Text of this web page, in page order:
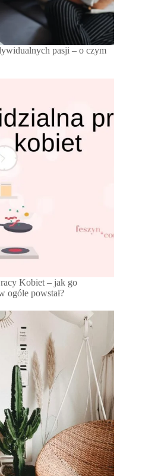
pasji – o czym
Kobiet – jak go
ogóle powstał?